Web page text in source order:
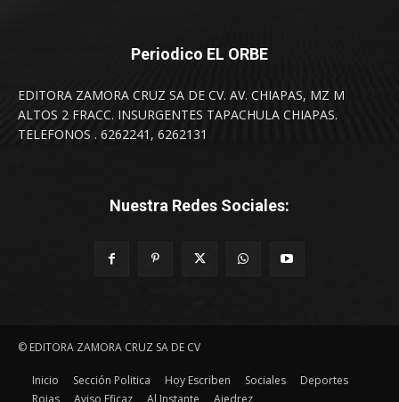
Periodico EL ORBE
EDITORA ZAMORA CRUZ SA DE CV. AV. CHIAPAS, MZ M
ALTOS 2 FRACC. INSURGENTES TAPACHULA CHIAPAS.
TELEFONOS . 6262241, 6262131
Nuestra Redes Sociales:
© EDITORA ZAMORA CRUZ SA DE CV
Inicio Sección Politica Hoy Escriben Sociales
Deportes